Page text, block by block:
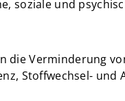
soziale und
Verminderung
Stoffwechsel- und